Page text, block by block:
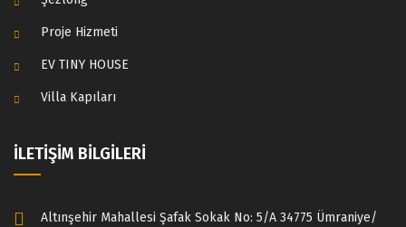
Proje Hizmeti
EV TINY HOUSE
Villa Kapıları
İLETİŞİM BİLGİLERİ
Altınşehir Mahallesi Şafak Sokak No: 5/A 34775 Ümraniye/